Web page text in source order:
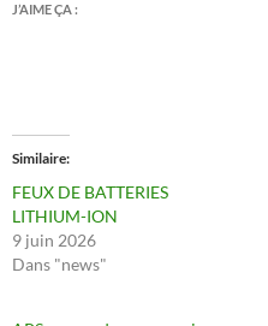
J’AIME ÇA :
Similaire
FEUX DE BATTERIES
LITHIUM-ION
9 juin 2026
Dans "news"